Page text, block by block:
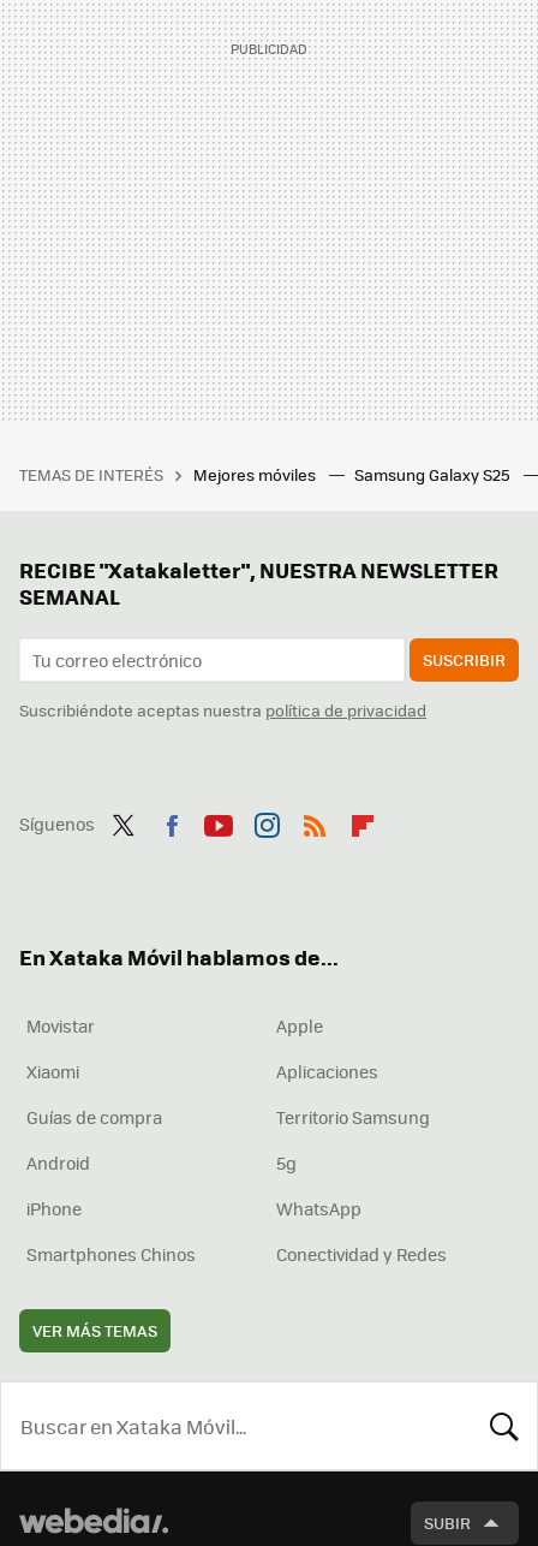
TEMAS DE INTERÉS Mejores móviles Samsung Galaxy S25
RECIBE "Xatakaletter", NUESTRA NEWSLETTER
SEMANAL
SUSCRIBIR
Suscribiéndote aceptas nuestra política de privacidad
Síguenos
En Xataka Móvil hablamos de...
Movistar
Apple
Xiaomi
Aplicaciones
Guías de compra
Territorio Samsung
Android
5g
iPhone
WhatsApp
Smartphones Chinos
Conectividad y Redes
VER MÁS TEMAS
SUBIR